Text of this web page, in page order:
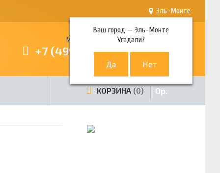
Эль-Монте
Ваш город —Эль-Монте
Угадали?
Многоканальный телефон
+7 (499) 380-80-80
КОРЗИНА 0 0р.